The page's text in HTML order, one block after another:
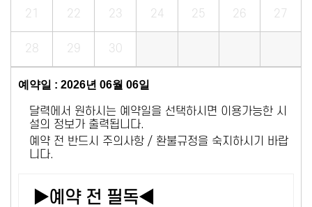
21 22 23 24 25 26 27
28 29 30
예약일 : 2026년 06월 06일
달력에서 원하시는 예약일을 선택하시면 이용가능한 시
설의 정보가 출력됩니다.
예약 전 반드시 주의사항 / 환불규정을 숙지하시기 바랍
니다.
▶예약 전 필독◀